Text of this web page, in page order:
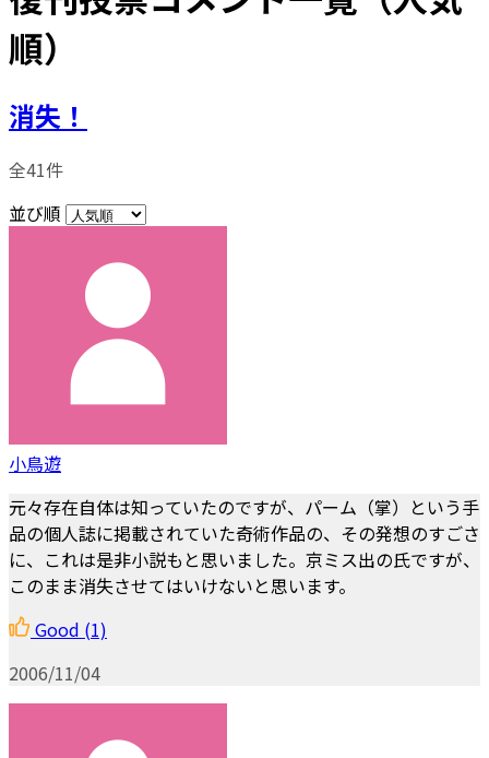
順）
消失！
全41件
並び順
小鳥遊
元々存在自体は知っていたのですが、パーム（掌）という手
品の個人誌に掲載されていた奇術作品の、その発想のすごさ
に、これは是非小説もと思いました。京ミス出の氏ですが、
このまま消失させてはいけないと思います。
Good (1)
2006/11/04